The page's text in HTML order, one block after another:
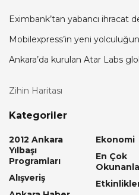
Eximbank’tan yabancı ihracat
Mobilexpress’in yeni
Ankara’da kurulan Atar Labs
Zihin Haritası
Kategoriler
2012 Ankara
Yılbaşı
Programları
Alışveriş
Ekonomi
En Çok